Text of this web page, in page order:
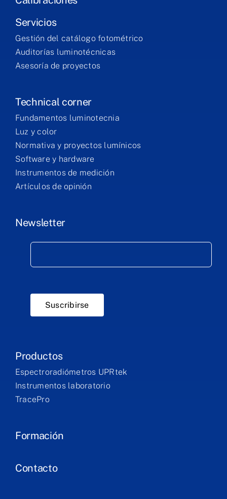
Servicios
Gestión del catálogo fotométrico
Auditorías luminotécnicas
Asesoría de proyectos
Technical corner
Fundamentos luminotecnia
Luz y color
Normativa y proyectos lumínicos
Software y hardware
Instrumentos de medición
Artículos de opinión
Newsletter
Suscribirse
Productos
Espectroradiómetros UPRtek
Instrumentos laboratorio
TracePro
Formación
Contacto